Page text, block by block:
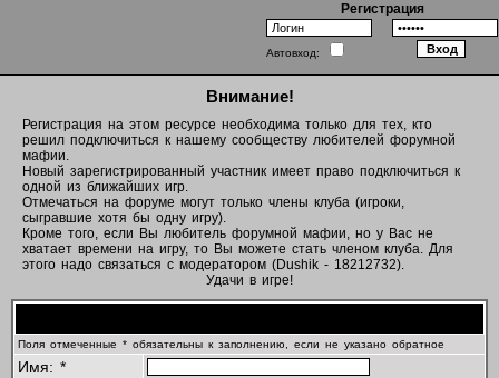
Регистрация
Автовход:
Внимание!
Регистрация на этом ресурсе необходима только для тех, кто
решил подключиться к нашему сообществу любителей форумной
мафии.
Новый зарегистрированный участник имеет право подключиться к
одной из ближайших игр.
Отмечаться на форуме могут только члены клуба (игроки,
сыгравшие хотя бы одну игру).
Кроме того, если Вы любитель форумной мафии, но у Вас не
хватает времени на игру, то Вы можете стать членом клуба. Для
этого надо связаться с модератором (Dushik - 18212732).
Удачи в игре!
Поля отмеченные * обязательны к заполнению, если не указано обратное
Имя: *